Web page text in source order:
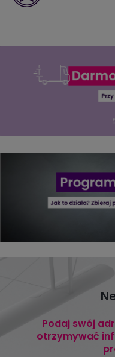
Podaj swój
otrzymywać